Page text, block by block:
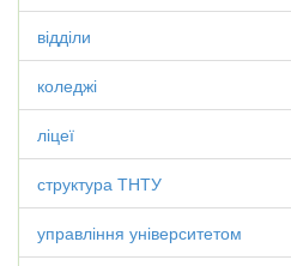
відділи
коледжі
ліцеї
структура ТНТУ
управління університетом